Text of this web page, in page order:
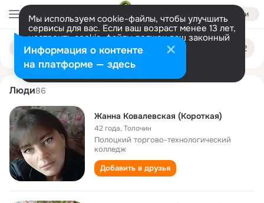
Войти
Мы используем cookie-файлы, чтобы улучшить
сервисы для вас. Если ваш возраст менее 13 лет,
настроить cookie-файлы должен ваш законный
представитель. Больше информации
Разрешить все Настроить
Поиск
людям
zhanna kovalevskaya
Люди86
Жанна Ковалевская (Короткая)
42 года,Толочин
Полоцкий торгово-технологический
колледж
Добавить в друзья
Информация о контенте
на платформе — здесь